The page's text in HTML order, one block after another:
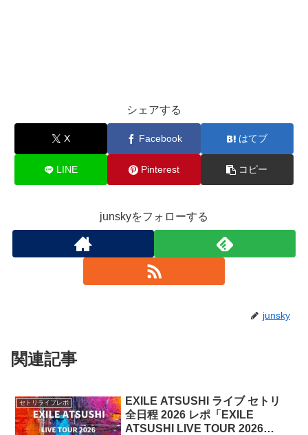
シェアする
X Facebook はてブ
LINE Pinterest コピー
junskyをフォローする
junsky
関連記事
セトリライブレポ
EXILE ATSUSHI ライブ セトリ
全日程 2026 レポ「EXILE
ATSUSHI LIVE TOUR 2026